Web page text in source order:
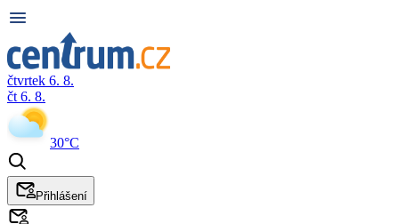
čtvrtek 6. 8.
čt 6. 8.
30°C
Přihlášení